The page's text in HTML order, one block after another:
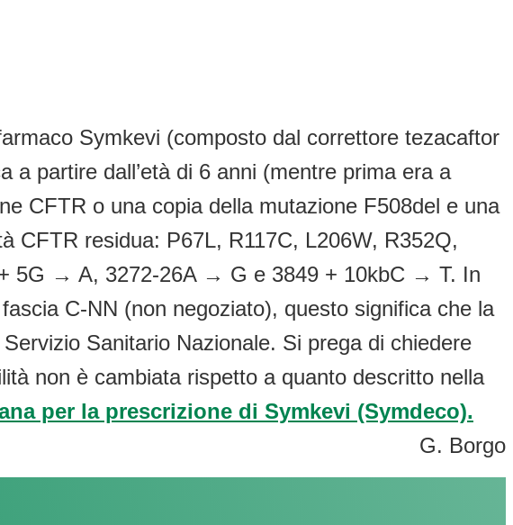
Symkevi (composto dal correttore tezacaftor
partire dall’età di 6 anni (mentre prima era a
CFTR o una copia della mutazione F508del e una
CFTR residua: P67L, R117C, L206W, R352Q,
5G → A, 3272-26A → G e 3849 + 10kbC → T. In
C-NN (non negoziato), questo significa che la
Sanitario Nazionale. Si prega di chiedere
non è cambiata rispetto a quanto descritto nella
per la prescrizione di Symkevi (Symdeco).
G. Borgo